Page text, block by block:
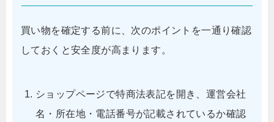
買い物を確定する前に、次のポイントを一通り確認
しておくと安全度が高まります。
ショップページで特商法表記を開き、運営会社
名・所在地・電話番号が記載されているか確認